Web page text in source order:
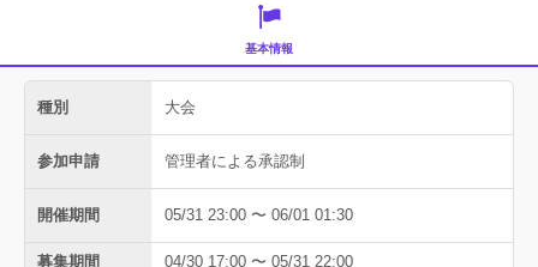
基本情報
種別 大会
参加申請 管理者による承認制
開催期間 05/31 23:00 〜 06/01 01:30
募集期間 04/30 17:00 〜 05/31 22:00